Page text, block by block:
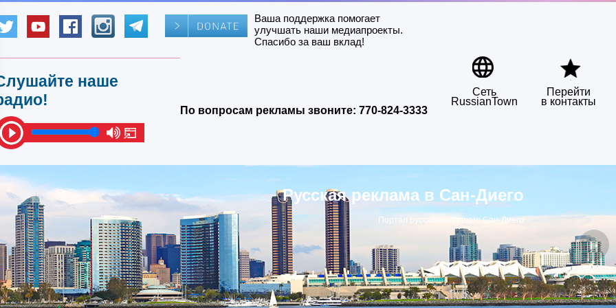
Ваша поддержка помогает
улучшать наши медиапроекты.
Спасибо за ваш вклад!
наше
По вопросам рекламы звоните: 770-824-3333
Сеть
RussianTown
Перейти
в контакты
Русская реклама в Сан-Диего
Портал русскоговорящего Сан-Диего
▶